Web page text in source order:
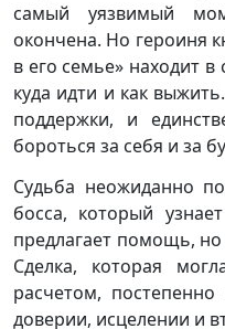
самый уязвимый
окончена. Но героиня
в его семье» находит
куда идти и как
поддержки, и
бороться за себя и за
Судьба неожиданно
босса, который
предлагает помощь, но
Сделка, которая
расчетом,
доверии, исцелении и